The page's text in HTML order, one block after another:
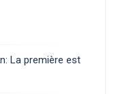
La première est